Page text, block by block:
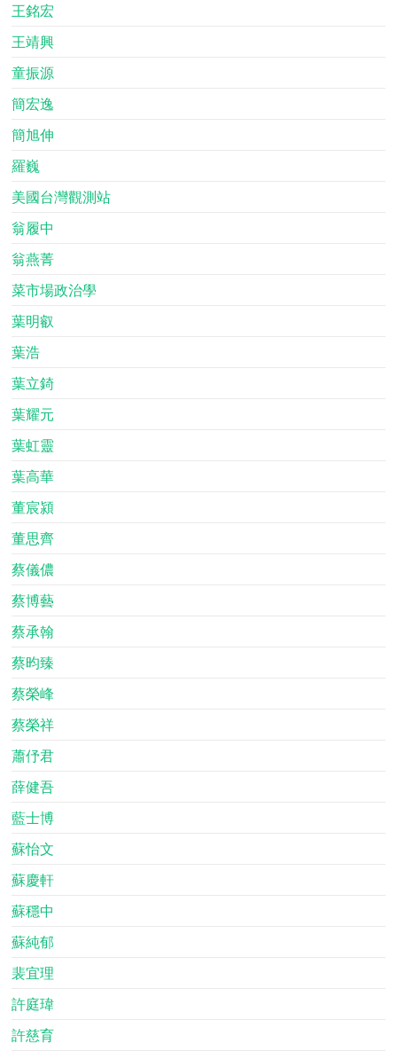
王銘宏
王靖興
童振源
簡宏逸
簡旭伸
羅巍
美國台灣觀測站
翁履中
翁燕菁
菜市場政治學
葉明叡
葉浩
葉立錡
葉耀元
葉虹靈
葉高華
董宸潁
董思齊
蔡儀儂
蔡博藝
蔡承翰
蔡昀臻
蔡榮峰
蔡榮祥
蕭伃君
薛健吾
藍士博
蘇怡文
蘇慶軒
蘇穩中
蘇純郁
裴宜理
許庭瑋
許慈育